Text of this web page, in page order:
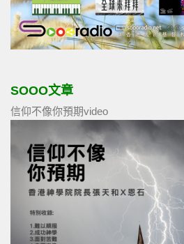
SOOO文章
信仰不像你預期video